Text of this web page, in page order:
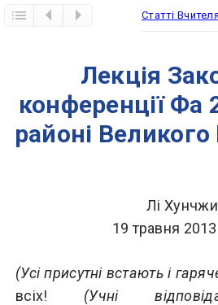
Статті Вчителя
​Лекція
конференції Фа
районі
Лі Хунчжи
19 травня
(Усі присутні встають і
всіх! (Учні